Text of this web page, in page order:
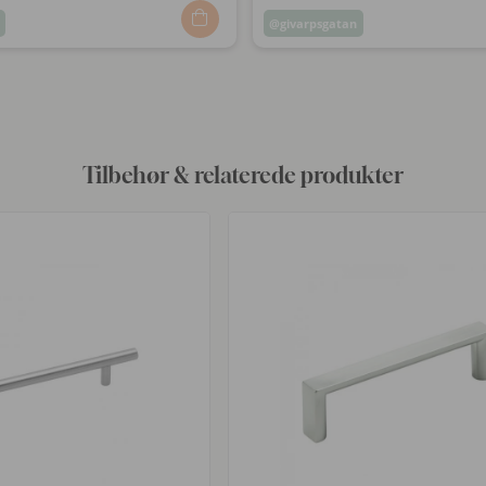
Opslag
givarpsgatan
Tilbehør & relaterede produkter